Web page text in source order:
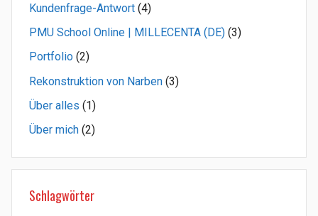
Kundenfrage-Antwort (4)
PMU School Online | MILLECENTA (DE) (3)
Portfolio (2)
Rekonstruktion von Narben (3)
Über alles (1)
Über mich (2)
Schlagwörter